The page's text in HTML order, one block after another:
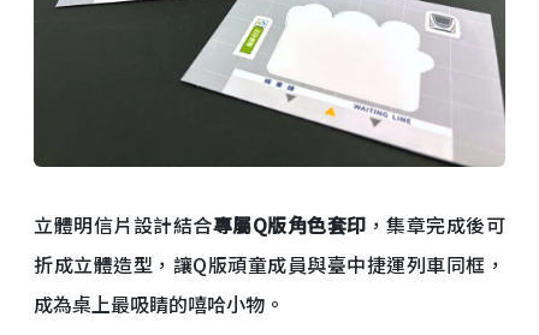
立體明信片設計結合專屬Q版角色套印 ，集章完成後可
折成立體造型，讓Q版頑童成員與臺中捷運列車同框，
成為桌上最吸睛的嘻哈小物。